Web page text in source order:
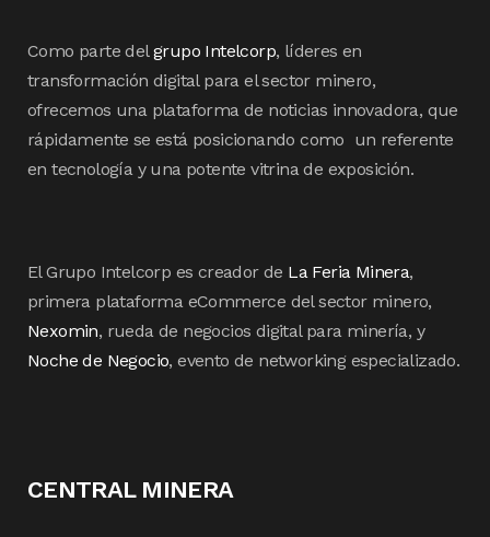
Como parte delgrupo Intelcorp, líderes en
transformación digital para el sector minero,
ofrecemos una plataforma de noticias innovadora, que
rápidamente se está posicionando como un referente
en tecnología y una potente vitrina de exposición.
El Grupo Intelcorp es creador de La Feria Minera,
primera plataforma eCommerce del sector minero,
Nexomin, rueda de negocios digital para minería, y
Noche de Negocio, evento de networking especializado.
CENTRAL MINERA